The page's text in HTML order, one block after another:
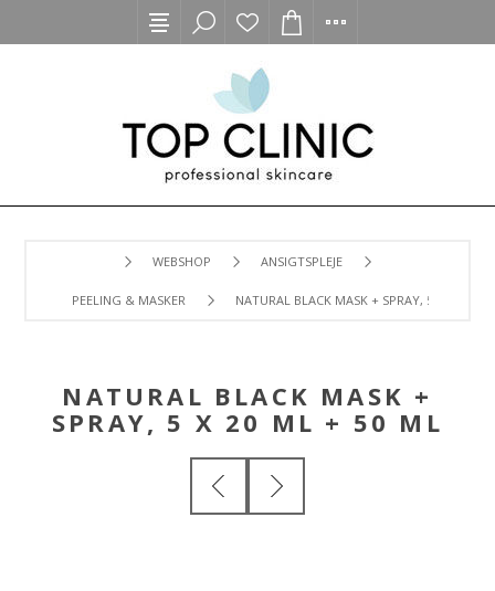
WEBSHOP ANSIGTSPLEJE
PEELING & MASKER NATURAL BLACK MASK + SPRAY, 5 X 20 ML
NATURAL BLACK MASK +
SPRAY, 5 X 20 ML + 50 ML